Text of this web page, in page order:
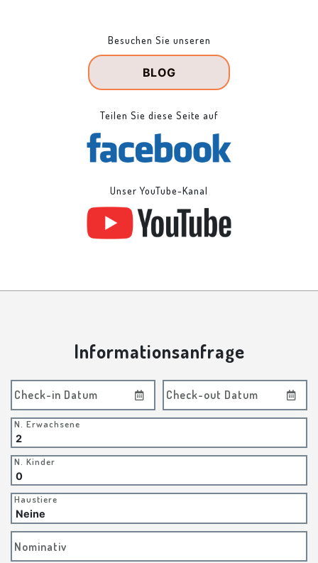
Besuchen Sie unseren
BLOG
Teilen Sie diese Seite auf
Unser YouTube-Kanal
Informationsanfrage
Check-in Datum Check-out Datum
N. Erwachsene
N. Kinder
Haustiere
Nominativ